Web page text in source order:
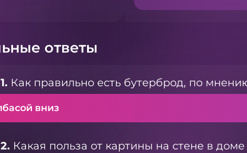
ответы
Как правильно есть бутерброд, по
вниз
Какая польза от картины на стене в